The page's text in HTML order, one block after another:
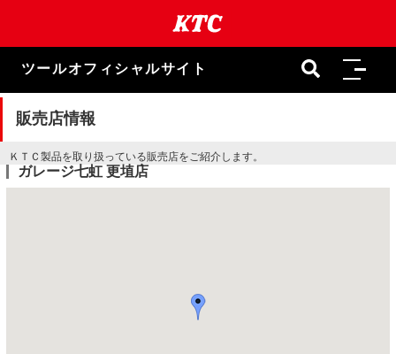
ま
キ
ツールオフィシャルサイト
販売店情報
ＫＴＣ製品を取り扱っている販売店をご紹介します。
ガレージ七虹 更埴店